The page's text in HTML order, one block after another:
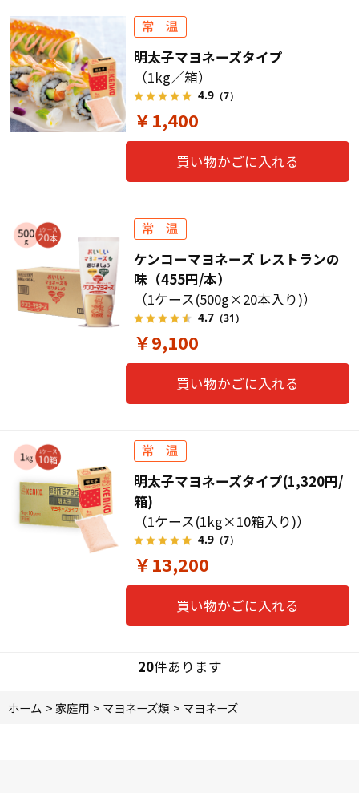
明太子マヨネーズタイプ
（1kg／箱）
4.9（7）
￥1,400
買い物かごに入れる
ケンコーマヨネーズ レストランの
味（455円/本）
（1ケース(500g×20本入り)）
4.7（31）
￥9,100
買い物かごに入れる
明太子マヨネーズタイプ(1,320円/
箱)
（1ケース(1kg×10箱入り)）
4.9（7）
￥13,200
買い物かごに入れる
20件あります
ホーム >家庭用 > マヨネーズ類 > マヨネーズ